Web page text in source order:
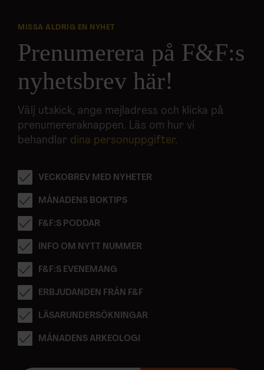
MISSA ALDRIG EN NYHET
Prenumerera på F&F:s
nyhetsbrev här!
Välj utskick, ange mejladress och klicka på
prenumereraknappen. Läs om hur vi
behandlar dina personuppgifter.
VECKOBREV MED NYHETER
MÅNADENS BOKTIPS
F&F:S PODDAR
INFO OM NYTT NUMMER
F&F:S EVENEMANG
ERBJUDANDEN FRÅN F&F
LÄSARUNDERSÖKNINGAR
MÅNADENS ARKEOLOGI